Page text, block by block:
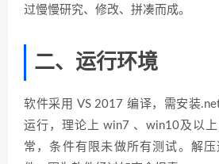
过慢慢研究、修改、拼凑而成。
二、运行环境
软件采用 VS 2017 编译，需安装
运行，理论上 win7 、win10及以
常，条件有限未做所有测试。解